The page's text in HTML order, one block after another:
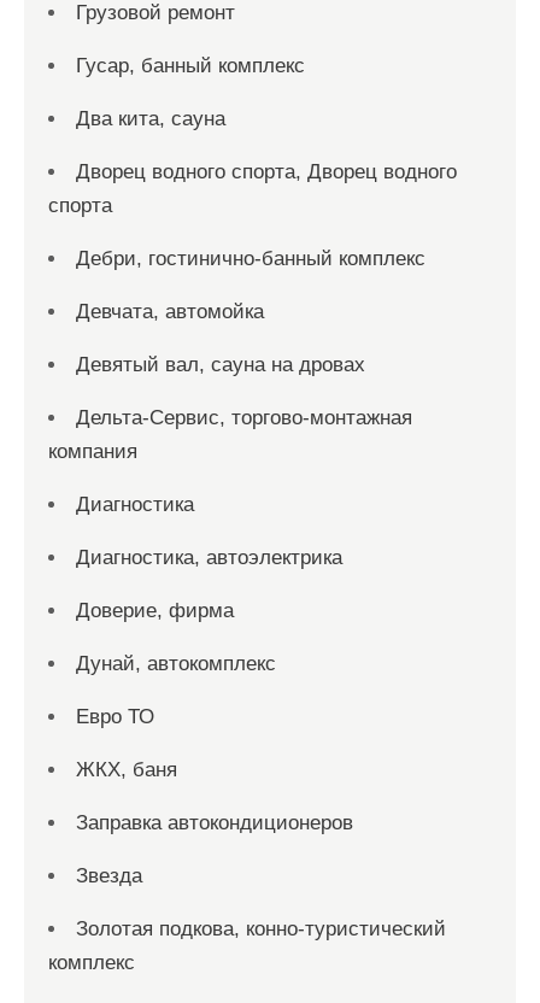
Грузовой ремонт
Гусар, банный комплекс
Два кита, сауна
Дворец водного спорта, Дворец водного
спорта
Дебри, гостинично-банный комплекс
Девчата, автомойка
Девятый вал, сауна на дровах
Дельта-Сервис, торгово-монтажная
компания
Диагностика
Диагностика, автоэлектрика
Доверие, фирма
Дунай, автокомплекс
Евро ТО
ЖКХ, баня
Заправка автокондиционеров
Звезда
Золотая подкова, конно-туристический
комплекс